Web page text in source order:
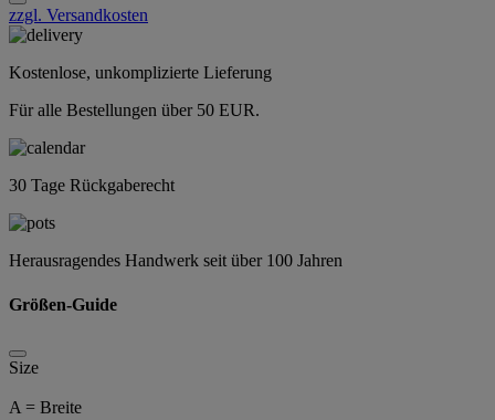
zzgl. Versandkosten
Kostenlose, unkomplizierte Lieferung
Für alle Bestellungen über 50 EUR.
30 Tage Rückgaberecht
Herausragendes Handwerk seit über 100 Jahren
Größen-Guide
Size
A = Breite